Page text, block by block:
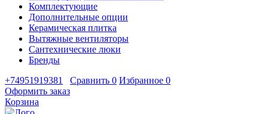
Комплектующие
Дополнительные опции
Керамическая плитка
Вытяжные вентиляторы
Сантехнические люки
Бренды
+74951919381
Сравнить 0 Избранное 0
Оформить заказ
Корзина